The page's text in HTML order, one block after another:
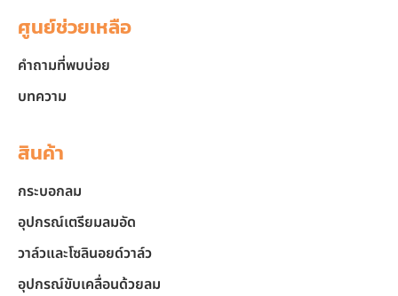
ศูนย์ช่วยเหลือ
คำถามที่พบบ่อย
บทความ
สินค้า
กระบอกลม
อุปกรณ์เตรียมลมอัด
วาล์วและโซลินอยด์วาล์ว
อุปกรณ์ขับเคลื่อนด้วยลม